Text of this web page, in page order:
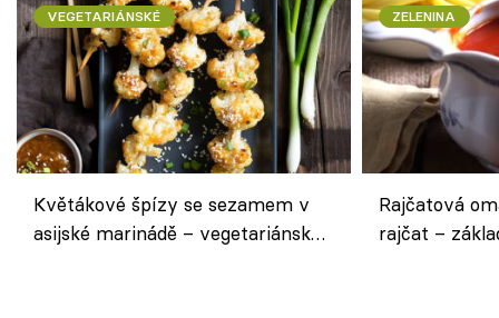
VEGETARIÁNSKÉ
Květákové špízy se sezamem v
asijské marinádě – vegetariánská
ZELENINA
Rajčatová
rajčat –